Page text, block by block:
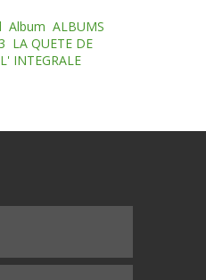
Album ALBUMS
LA QUETE DE
INTEGRALE